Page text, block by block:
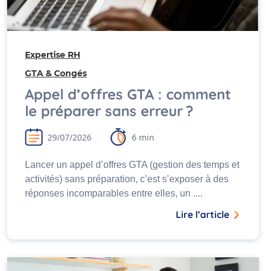
Expertise RH
GTA & Congés
Appel d’offres GTA : comment
le préparer sans erreur ?
29/07/2026 6 min
Lancer un appel d’offres GTA (gestion des temps et
activités) sans préparation, c’est s’exposer à des
réponses incomparables entre elles, un ....
Lire l’article